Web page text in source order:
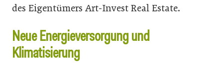
des Eigentümers Art-Invest Real Estate.
Neue Energieversorgung und
Klimatisierung